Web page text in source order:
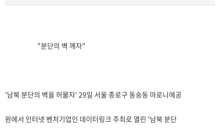
"분단의 벽 깨자"
'남북 분단의 벽을 허물자' 29일 서울 종로구 동숭동 마로니에공
원에서 인터넷 벤처기업인 데이터링크 주최로 열린 '남북 분단